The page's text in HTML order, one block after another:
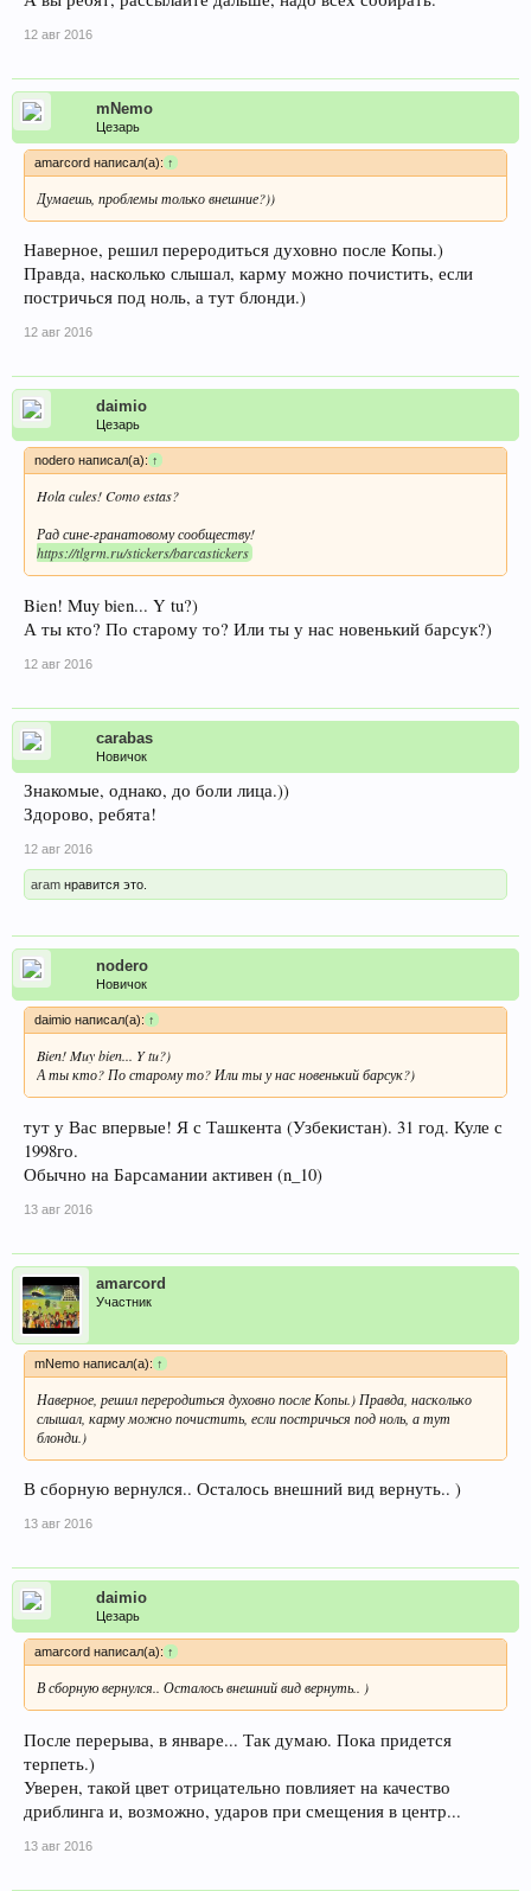
12 авг 2016
mNemo
Цезарь
amarcord написал(а):↑
Думаешь, проблемы только внешние?))
Наверное, решил переродиться духовно после Копы.)
Правда, насколько слышал, карму можно почистить, если
постричься под ноль, а тут блонди.)
12 авг 2016
daimio
Цезарь
nodero написал(а): ↑
Hola cules! Como estas?
Рад сине-гранатовому сообществу!
https://tlgrm.ru/stickers/barcastickers
Bien! Muy bien... Y tu?)
А ты кто? По старому то? Или ты у нас новенький барсук?)
12 авг 2016
carabas
Новичок
Знакомые, однако, до боли лица.))
Здорово, ребята!
12 авг 2016
aram нравится это.
nodero
Новичок
daimio написал(а):↑
Bien! Muy bien... Y tu?)
А ты кто? По старому то? Или ты у нас новенький барсук?)
тут у Вас впервые! Я с Ташкента (Узбекистан). 31 год. Куле с
1998го.
Обычно на Барсамании активен (n_10)
13 авг 2016
amarcord
Участник
mNemo написал(а):↑
Наверное, решил переродиться духовно после Копы.) Правда, насколько
слышал, карму можно почистить, если постричься под ноль, а тут
блонди.)
В сборную вернулся.. Осталось внешний вид вернуть.. )
13 авг 2016
daimio
Цезарь
amarcord написал(а): ↑
В сборную вернулся.. Осталось внешний вид вернуть.. )
После перерыва, в январе... Так думаю. Пока придется
терпеть.)
Уверен, такой цвет отрицательно повлияет на качество
дриблинга и, возможно, ударов при смещения в центр...
13 авг 2016